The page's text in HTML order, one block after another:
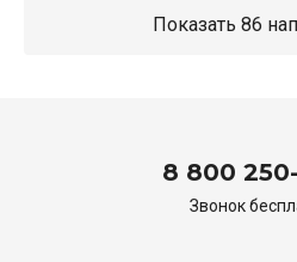
8 800
Звонок